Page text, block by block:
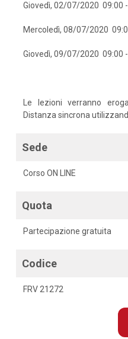
Giovedì, 02/07/2020 09:00
Mercoledì, 08/07/2020
Giovedì, 09/07/2020 09:00
Le lezioni verranno
Distanza sincrona
Sede
Corso ON LINE
Quota
Partecipazione gratuita
Codice
FRV 21272